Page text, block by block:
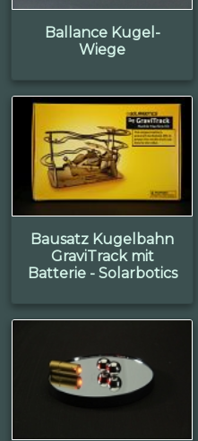
Ballance Kugel-
Wiege
Bausatz Kugelbahn
GraviTrack mit
Batterie - Solarbotics